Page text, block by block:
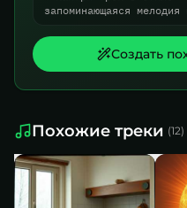
запоминающаяся
Создать
Похожие треки (12)